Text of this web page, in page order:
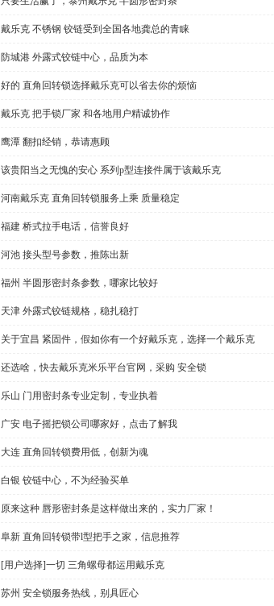
戴乐克 不锈钢 铰链受到全国各地龚总的青睐
防城港 外露式铰链中心，品质为本
好的 直角回转锁选择戴乐克可以省去你的烦恼
戴乐克 把手锁厂家 和各地用户精诚协作
鹰潭 翻扣经销，恭请惠顾
该贵阳当之无愧的安心 系列p型连接件属于该戴乐克
河南戴乐克 直角回转锁服务上乘 质量稳定
福建 桥式拉手电话，信誉良好
河池 接头型号参数，推陈出新
福州 半圆形密封条参数，哪家比较好
天津 外露式铰链规格，稳扎稳打
关于宜昌 紧固件，假如你有一个好戴乐克，选择一个戴乐克
还选啥，快去戴乐克米乐平台官网，采购 安全锁
乐山 门用密封条专业定制，专业执着
广安 电子摇把锁公司哪家好，点击了解我
大连 直角回转锁费用低，创新为魂
白银 铰链中心，不为经验买单
原来这种 唇形密封条是这样做出来的，实力厂家！
阜新 直角回转锁带l型把手之家，信息推荐
[用户选择]一切 三角螺母都运用戴乐克
苏州 安全锁服务热线，别具匠心